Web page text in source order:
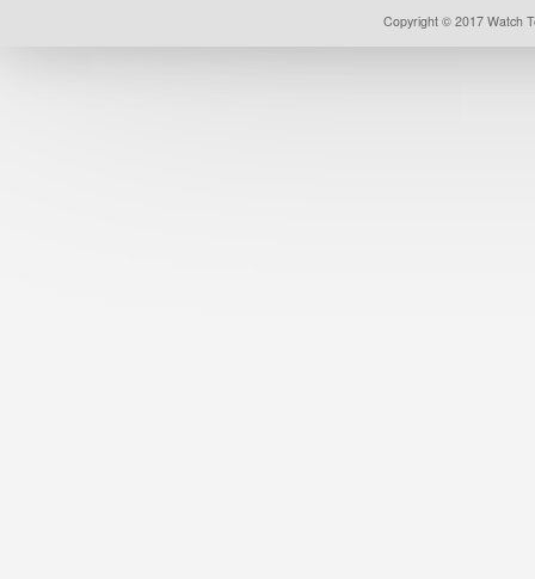
Copyright © 2017 Watch